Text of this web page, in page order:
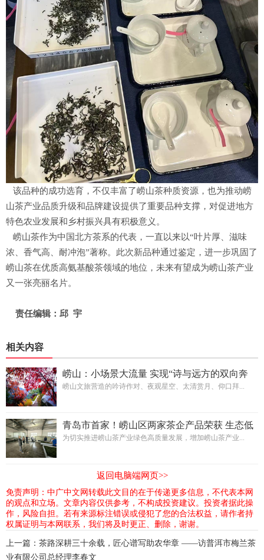
该品种的成功选育，不仅丰富了崂山茶种质资源，也为推动崂
山茶产业品质升级和品牌建设提供了重要品种支撑，对促进地方
特色农业发展和乡村振兴具有积极意义。
崂山茶作为中国北方茶系的代表，一直以来以“叶片厚、滋味
浓、香气高、耐冲泡”著称。此次新品种通过鉴定，进一步巩固了
崂山茶在优质高氨基酸茶领域的地位，未来有望成为崂山茶产业
又一张亮丽名片。
责任编辑：邱 宇
相关内容
崂山：小场景大流量 实现“诗与远方的双向奔
赴”
崂山文旅营造的吟诗作对、夜观星空、太清赏月、仰口拜...
青岛市首家！崂山区两家茶企产品荣获 生态低
碳茶认证
为切实推进崂山茶产业绿色高质量发展，增加崂山茶产业...
返回电脑端网页>>
免责声明：中广中文网转载此文目的在于传递更多信息，不代表本网
的观点和立场。文章内容仅供参考，不构成投资建议。投资者据此操
作，风险自担。若有来源标注错误或侵犯了您的合法权益，请作者持
权属证明与本网联系，我们将及时更正、删除，谢谢。
上一篇： 茶路深耕三十余载，匠心谱写助农华章 ——访普洱市梅兰茶
业有限公司总经理李春文